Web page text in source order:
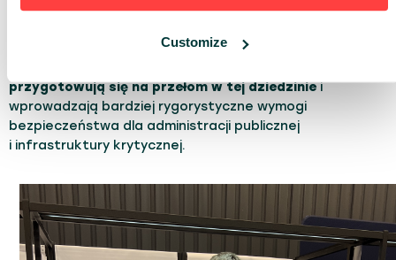
Customize
founderzy podkreślają, że era technologii kwantowych
kwantowe nie są w stanie złamać stosowanej
przygotowują się na przełom w tej dziedziniei
wprowadzają bardziej rygorystyczne wymogi
bezpieczeństwa dla administracji publicznej
i infrastruktury krytycznej.